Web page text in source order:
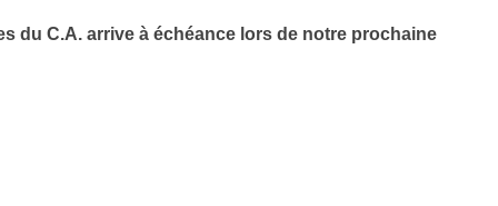
du C.A. arrive à échéance lors de notre prochaine